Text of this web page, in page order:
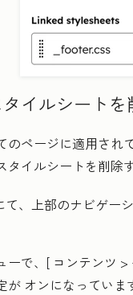
イルシートを
のページに適用され
タイルシートを削除
、上部のナビゲー
ーで、[ コンテンツ >
が オンになっていま